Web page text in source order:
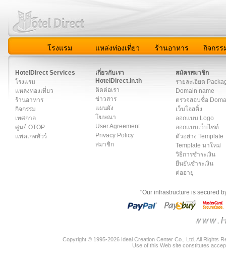
โรงแรม แหล่งท่องเที่ยว ร้านอาหาร กิจกรร
HotelDirect Services
โรงแรม
แหล่งท่องเที่ยว
ร้านอาหาร
กิจกรรม
เทศกาล
ศูนย์ OTOP
แพคเกจทัวร์
เกี่ยวกับเรา
HotelDirect.in.th
ติดต่อเรา
ข่าวสาร
แผนผัง
โฆษณา
User Agreement
Privacy Policy
สมาชิก
สมัครสมาชิก
รายละเอียด
Domain name
ตรวจสอบชื่อ
เว็บโฮสติ้ง
ออกแบบ Logo
ออกแบบเว็บไซต์
ตัวอย่าง Template
Template มาใหม่
วิธีการชำระเงิน
ยืนยันชำระเงิน
ต่ออายุ
"Our infrastructure is secured
Copyright © 1995-2026 Ideal Creation Center Co., Ltd. All Rights
Use of this Web site constitutes